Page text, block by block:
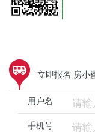
立即报名 房小
用户名
手机号